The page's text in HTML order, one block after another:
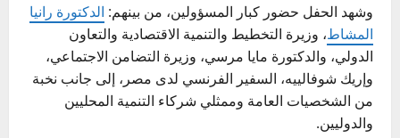
وشهد الحفل حضور كبار المسؤولين، من بينهم: الدكتورة رانيا
المشاط، وزيرة التخطيط والتنمية الاقتصادية والتعاون
الدولي، والدكتورة مايا مرسي، وزيرة التضامن الاجتماعي،
وإريك شوفالييه، السفير الفرنسي لدى مصر، إلى جانب نخبة
من الشخصيات العامة وممثلي شركاء التنمية المحليين
والدوليين.